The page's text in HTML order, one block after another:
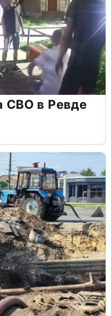
СВО в Ревде